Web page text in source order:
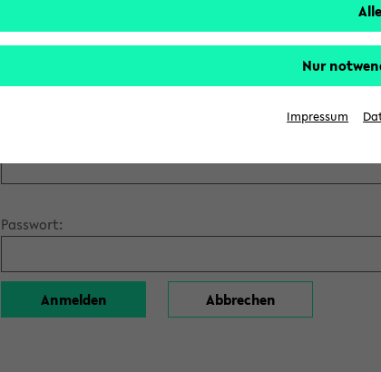
Anmeldung über einen
Bitte melden Sie sich am eKVV mit Ihrem Anmeldenamen
Passwort:
Nur
Impressum